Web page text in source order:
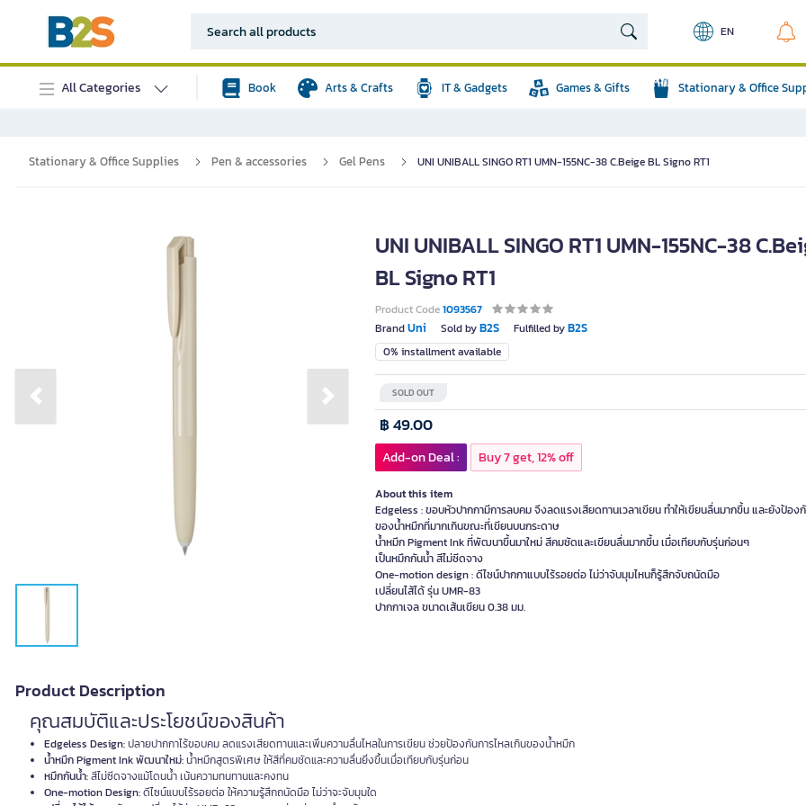
EN
All Categories Book Arts & Crafts IT & Gadgets Games & Gifts Stationary & Office
Stationary & Office Supplies Pen & accessories Gel Pens UNI UNIBALL SINGO RT1 UMN-155NC-38 C.Beige BL Signo RT1
Previous slide Next slide
UNI UNIBALL SINGO RT1 UMN-155NC-38
BL Signo RT1
Product Code1093567
BrandUni Sold byB2S Fulfilled byB2S
0% installment available
SOLD OUT
฿ 49.00
Add-on Deal : Buy 7 get, 12% off
About this item
Edgeless : ขอบหัวปากกามีการลบคม จึงลดแรงเสียดทานเวลาเขียน ทำให้เขียนลื่นมากขึ้น และยังป้อง
ของน้ำหมึกที่มากเกินขณะที่เขียนบนกระดาษ
น้ำหมึก Pigment Ink ที่พัฒนาขึ้นมาใหม่ สีคมชัดและเขียนลื่นมากขึ้น เมื่อเทียบกับรุ่นก่อนๆ
เป็นหมึกกันน้ำ สีไม่ซีดจาง
One-motion design : ดีไซน์ปากกาแบบไร้รอยต่อ ไม่ว่าจับมุมไหนก็รู้สึกจับถนัดมือ
เปลี่ยนไส้ได้ รุ่น UMR-83
ปากกาเจล ขนาดเส้นเขียน 0.38 มม.
Product Description
คุณสมบัติและประโยชน์ของสินค้า
Edgeless Design:ปลายปากกาไร้ขอบคม ลดแรงเสียดทานและเพิ่มความลื่นไหลในการเขียน ช่วยป้องกันการไหลเกินของน้ำหมึก
น้ำหมึก Pigment Ink พัฒนาใหม่:น้ำหมึกสูตรพิเศษ ให้สีที่คมชัดและความลื่นยิ่งขึ้นเมื่อเทียบกับรุ่นก่อน
หมึกกันน้ำ:สีไม่ซีดจางแม้โดนน้ำ เน้นความทนทานและคงทน
One-motion Design:ดีไซน์แบบไร้รอยต่อ ให้ความรู้สึกถนัดมือ ไม่ว่าจะจับมุมใด